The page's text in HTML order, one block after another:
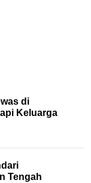
di
Keluarga
Tengah